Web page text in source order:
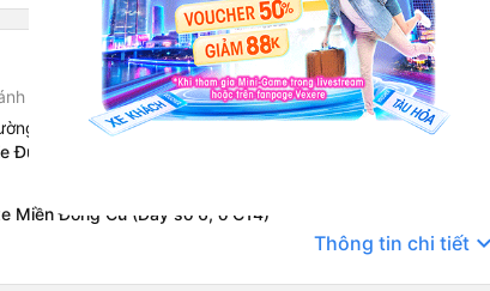
giá)
Đức Long Gia Lai
Miền Đông Cũ (Dãy số 6, ô C14)
Nhà xe mới update nên rất sạch sẽ , có coi được
giác hoài niệm còn nhỏ đi lên
được update nên sử dụng
anh trong nhà xe
nhen ngay trung tâm
Thông tin chi tiết keyboard_arrow_down